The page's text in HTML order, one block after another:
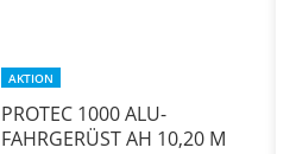
AKTION
PROTEC 1000 ALU-
FAHRGERÜST AH 10,20 M